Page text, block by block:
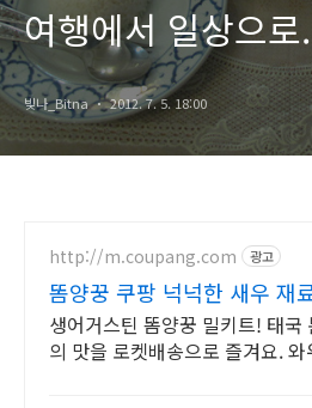
여행에서 일상으로
빛나_Bitna 2012. 7. 5. 18:00
http://m.coupang.com 광고
똠양꿍 쿠팡 넉넉한 새우 재
생어거스틴 똠양꿍 밀키트! 태국
의 맛을 로켓배송으로 즐겨요. 와